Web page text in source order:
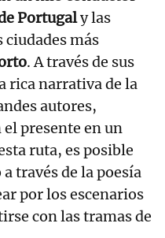
Portugaly las
ciudades más
. A través de sus
rica narrativa de la
autores,
el presente en un
ruta, es posible
través de la poesía
por los escenarios
con las tramas de